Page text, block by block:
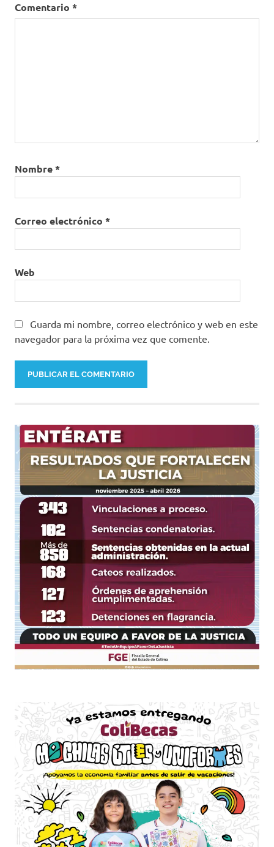
Comentario *
Nombre*
Correo electrónico *
Web
Guarda mi nombre, correo electrónico y web en este
navegador para la próxima vez que comente.